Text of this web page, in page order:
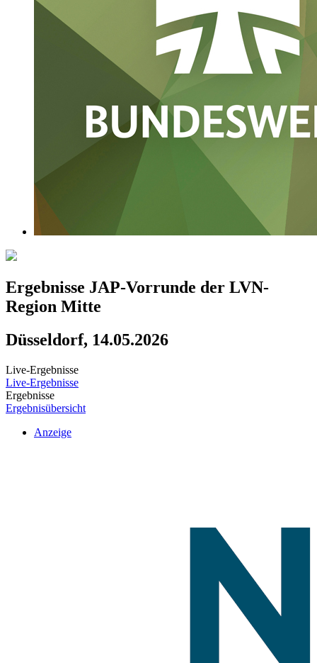
Ergebnisse JAP-Vorrunde der LVN-
Region Mitte
Düsseldorf, 14.05.2026
Live-Ergebnisse
Live-Ergebnisse
Ergebnisse
Ergebnisübersicht
Anzeige